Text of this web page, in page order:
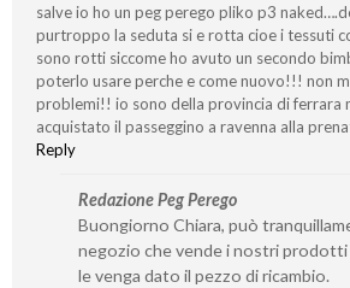
salve io ho un peg perego pliko p3
purtroppo la seduta si e rotta cioe i tessuti
sono rotti siccome ho avuto un secondo
poterlo usare perche e come nuovo!!! non
problemi!! io sono della provincia di ferrara
acquistato il passeggino a ravenna alla
Reply
Redazione Peg Perego
Buongiorno Chiara, può
negozio che vende i nostri prodotti
le venga dato il pezzo di ricambio.